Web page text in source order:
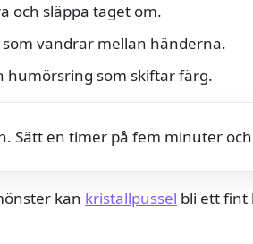
och släppa taget om.
vandrar mellan händerna.
humörsring som skiftar färg.
Sätt en timer på fem minuter
kan kristallpussel bli ett fint